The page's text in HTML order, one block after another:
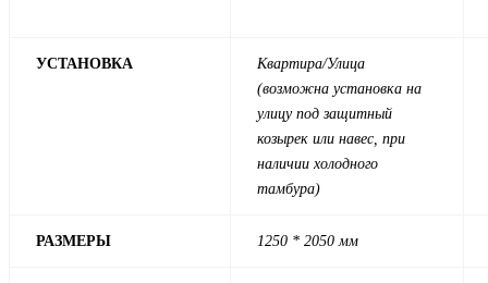
УСТАНОВКА
Квартира/Улица
(возможна установка на
улицу под защитный
козырек или навес, при
наличии холодного
тамбура)
РАЗМЕРЫ 1250 * 2050 мм